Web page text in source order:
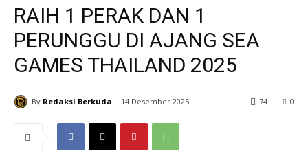
RAIH 1 PERAK DAN 1
PERUNGGU DI AJANG SEA
GAMES THAILAND 2025
By Redaksi Berkuda 14 Desember 2025 0
74